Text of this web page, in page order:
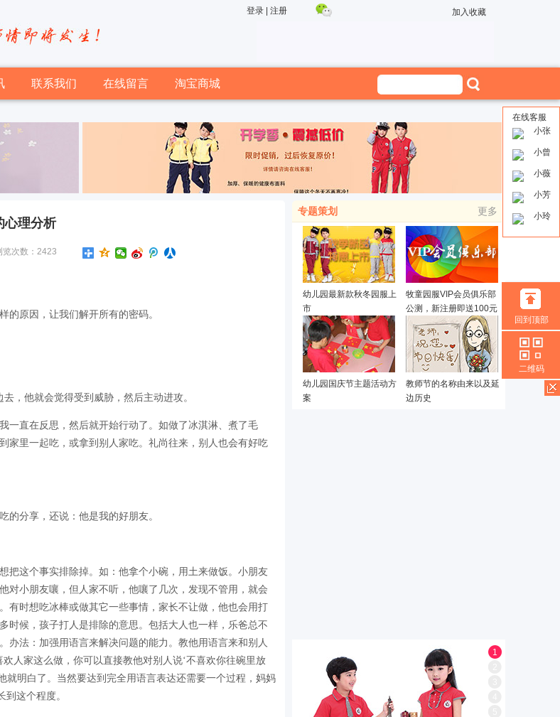
登录| 注册 加入收藏
联系我们 在线留言 淘宝商城
心理分析
次数：2423
原因，让我们解开所有的密码。
他就会觉得受到威胁，然后主动进攻。
直在反思，然后就开始行动了。如做了冰淇淋、煮了毛
家里一起吃，或拿到别人家吃。礼尚往来，别人也会有好吃
分享，还说：他是我的好朋友。
这个事实排除掉。如：他拿个小碗，用土来做饭。小朋友
对小朋友嚷，但人家不听，他嚷了几次，发现不管用，就会
有时想吃冰棒或做其它一些事情，家长不让做，他也会用打
时候，孩子打人是排除的意思。包括大人也一样，乐爸总不
办法：加强用语言来解决问题的能力。教他用语言来和别人
人家这么做，你可以直接教他对别人说‘不喜欢你往碗里放
就明白了。当然要达到完全用语言表达还需要一个过程，妈妈
到这个程度。
专题策划 更多
幼儿园最新款秋冬园服上
市
牧童园服VIP会员俱乐部
公测，新注册即送100元
幼儿园国庆节主题活动方
案
教师节的名称由来以及延
边历史
1
在线客服
小张
小曾
小薇
小芳
小玲
回到顶部
二维码